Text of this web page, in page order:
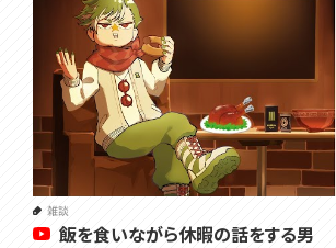
雑談
飯を食いながら休暇の話をする男